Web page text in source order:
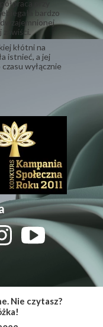
dobranych,
sławy. I żeby
przy
bardzo
kłótni na
istnieć, a jej
wyłącznie